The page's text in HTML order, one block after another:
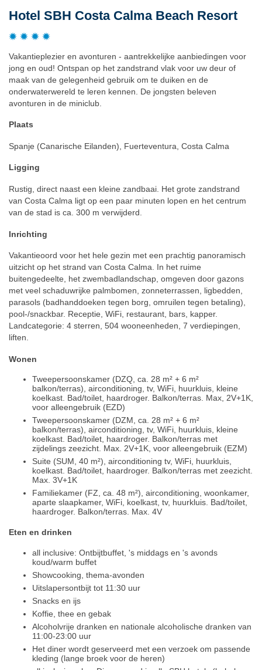
Hotel SBH Costa Calma Beach Resort
Vakantieplezier en avonturen - aantrekkelijke aanbiedingen voor
jong en oud! Ontspan op het zandstrand vlak voor uw deur of
maak van de gelegenheid gebruik om te duiken en de
onderwaterwereld te leren kennen. De jongsten beleven
avonturen in de miniclub.
Plaats
Spanje (Canarische Eilanden), Fuerteventura, Costa Calma
Ligging
Rustig, direct naast een kleine zandbaai. Het grote zandstrand
van Costa Calma ligt op een paar minuten lopen en het centrum
van de stad is ca. 300 m verwijderd.
Inrichting
Vakantieoord voor het hele gezin met een prachtig panoramisch
uitzicht op het strand van Costa Calma. In het ruime
buitengedeelte, het zwembadlandschap, omgeven door gazons
met veel schaduwrijke palmbomen, zonneterrassen, ligbedden,
parasols (badhanddoeken tegen borg, omruilen tegen betaling),
pool-/snackbar. Receptie, WiFi, restaurant, bars, kapper.
Landcategorie: 4 sterren, 504 wooneenheden, 7 verdiepingen,
liften.
Wonen
Tweepersoonskamer (DZQ, ca. 28 m² + 6 m²
balkon/terras), airconditioning, tv, WiFi, huurkluis, kleine
koelkast. Bad/toilet, haardroger. Balkon/terras. Max, 2V+1K,
voor alleengebruik (EZD)
Tweepersoonskamer (DZM, ca. 28 m² + 6 m²
balkon/terras), airconditioning, tv, WiFi, huurkluis, kleine
koelkast. Bad/toilet, haardroger. Balkon/terras met
zijdelings zeezicht. Max. 2V+1K, voor alleengebruik (EZM)
Suite (SUM, 40 m²), airconditioning tv, WiFi, huurkluis,
koelkast. Bad/toilet, haardroger. Balkon/terras met zeezicht.
Max. 3V+1K
Familiekamer (FZ, ca. 48 m²), airconditioning, woonkamer,
aparte slaapkamer, WiFi, koelkast, tv, huurkluis. Bad/toilet,
haardroger. Balkon/terras. Max. 4V
Eten en drinken
all inclusive: Ontbijtbuffet, 's middags en 's avonds
koud/warm buffet
Showcooking, thema-avonden
Uitslapersontbijt tot 11:30 uur
Snacks en ijs
Koffie, thee en gebak
Alcoholvrije dranken en nationale alcoholische dranken van
11:00-23:00 uur
Het diner wordt geserveerd met een verzoek om passende
kleding (lange broek voor de heren)